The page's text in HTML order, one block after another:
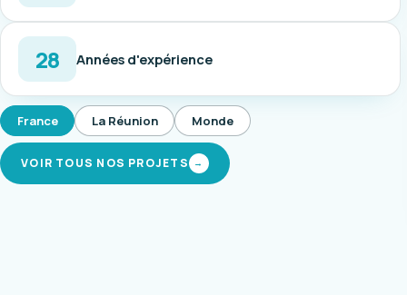
28 Années d'expérience
France La Réunion Monde
VOIR TOUS NOS PROJETS →